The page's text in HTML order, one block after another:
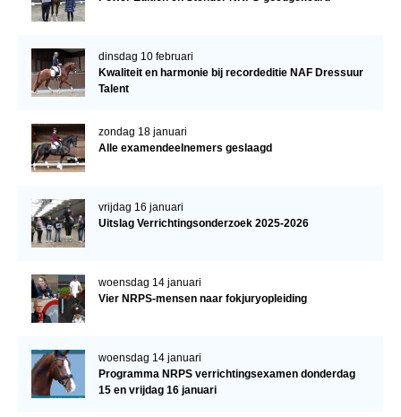
dinsdag 10 februari
Kwaliteit en harmonie bij recordeditie NAF Dressuur
Talent
zondag 18 januari
Alle examendeelnemers geslaagd
vrijdag 16 januari
Uitslag Verrichtingsonderzoek 2025-2026
woensdag 14 januari
Vier NRPS-mensen naar fokjuryopleiding
woensdag 14 januari
Programma NRPS verrichtingsexamen donderdag
15 en vrijdag 16 januari